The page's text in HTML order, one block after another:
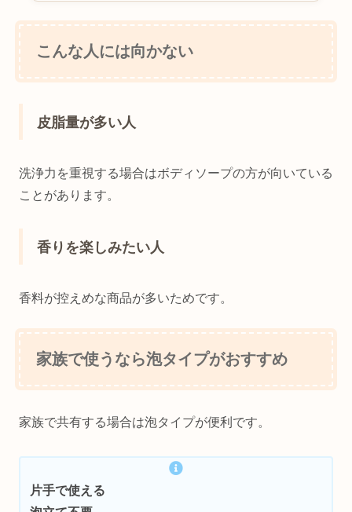
ではないでしょうか。ベビーソー
プは毎日使うものだからこそ、赤
こんな人には向かない
皮脂量が多い人
洗浄力を重視する場合はボディソープの方が向いている
ことがあります。
香りを楽しみたい人
香料が控えめな商品が多いためです。
家族で使うなら泡タイプがおすすめ
家族で共有する場合は泡タイプが便利です。
片手で使える